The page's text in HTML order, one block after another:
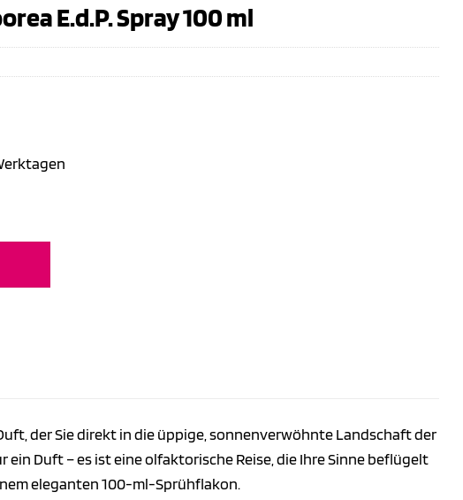
E.d.P. Spray 100 ml
der Sie direkt in die üppige, sonnenverwöhnte Landschaft der
Duft – es ist eine olfaktorische Reise, die Ihre Sinne beflügelt
eleganten 100-ml-Sprühflakon.